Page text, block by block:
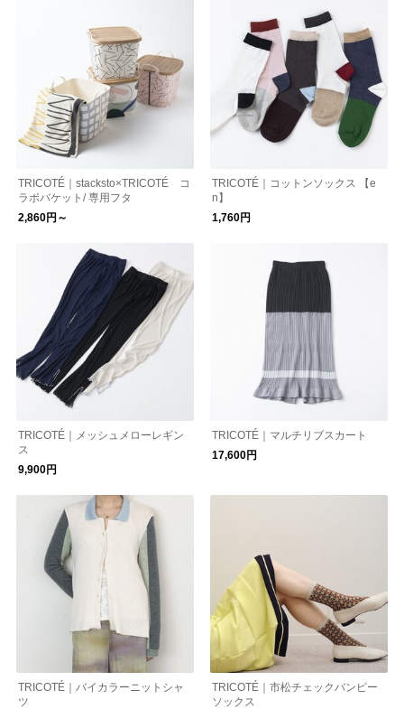
TRICOTÉ｜stacksto×TRICOTÉ コ
ラボバケット/ 専用フタ
2,860円～
TRICOTÉ｜コットンソックス 【e
n】
1,760円
TRICOTÉ｜メッシュメローレギン
ス
9,900円
TRICOTÉ｜マルチリブスカート
17,600円
TRICOTÉ｜バイカラーニットシャ
ツ
TRICOTÉ｜市松チェックバンピー
ソックス